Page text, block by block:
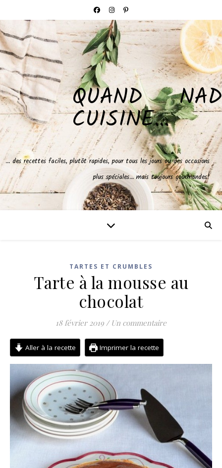
QUAND NAD
CUISINE…
… des recettes faciles, plutôt rapides, pour tous les jours ou des occasions
plus spéciales… mais toujours gourmandes!
TARTES ET CRUMBLES
Tarte à la mousse au
chocolat
18 février 2019 / Un commentaire
Aller à la recette Imprimer la recette